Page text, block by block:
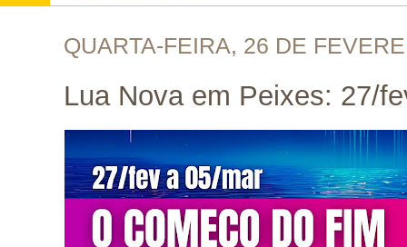
QUARTA-FEIRA, 26 DE
Lua Nova em Peixes: 27/